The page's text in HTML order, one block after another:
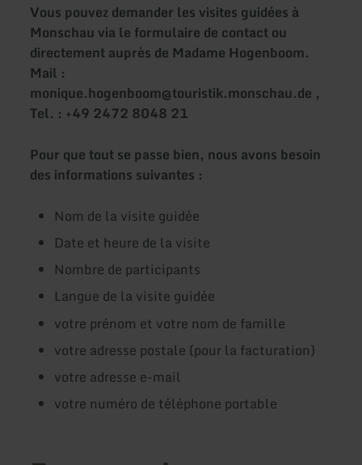
Vous pouvez demander les visites guidées à
Monschau via le formulaire de contact ou
directement auprès de Madame Hogenboom.
Mail :
monique.hogenboom@touristik.monschau.de ,
Tel. : +49 2472 8048 21
Pour que tout se passe bien, nous avons besoin
des informations suivantes :
Nom de la visite guidée
Date et heure de la visite
Nombre de participants
Langue de la visite guidée
votre prénom et votre nom de famille
votre adresse postale (pour la facturation)
votre adresse e-mail
votre numéro de téléphone portable